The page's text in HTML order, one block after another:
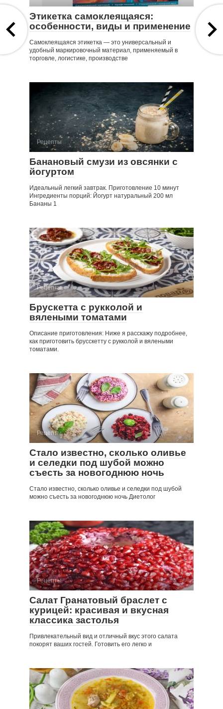
Этикетка самоклеящаяся:
особенности, виды и применение
Самоклеящаяся этикетка — это универсальный и
удобный маркировочный материал, применяемый в
торговле, логистике, производстве
Рецепты
Банановый смузи из овсянки с
йогуртом
Идеальный легкий завтрак. Приготовление 10 минут
Ингредиенты порций: Йогурт натуральный 200 мл
Бананы 1
Рецепты
Брускетта с рукколой и
вялеными томатами
Описание приготовления: Ниже я расскажу подробнее,
как приготовить брусскетту с рукколой и вялеными
томатами.
Рецепты
Стало известно, сколько оливье
и селедки под шубой можно
съесть за новогоднюю ночь
Стало известно, сколько оливье и селедки под шубой
можно съесть за новогоднюю ночь Диетолог
Рецепты
Салат Гранатовый браслет с
курицей: красивая и вкусная
классика застолья
Привлекательный вид и отличный вкус этого салата
покорят ваших гостей. Готовить его легко и